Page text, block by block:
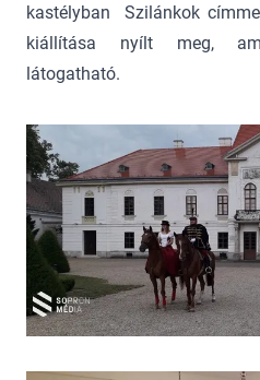
kastélyban Szilánkok
kiállítása nyílt meg,
látogatható.